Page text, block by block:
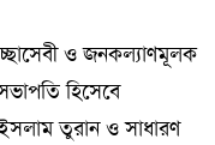
ও জনকল্যাণমূলক
হিসেবে
ইসলাম তুরান ও সাধারণ